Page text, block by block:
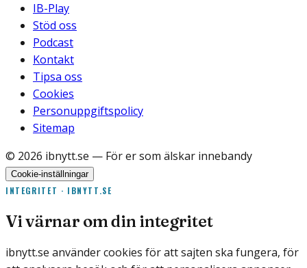
IB-Play
Stöd oss
Podcast
Kontakt
Tipsa oss
Cookies
Personuppgiftspolicy
Sitemap
© 2026 ibnytt.se — För er som älskar innebandy
Cookie-inställningar
INTEGRITET · IBNYTT.SE
Vi värnar om din integritet
ibnytt.se använder cookies för att sajten ska fungera, för